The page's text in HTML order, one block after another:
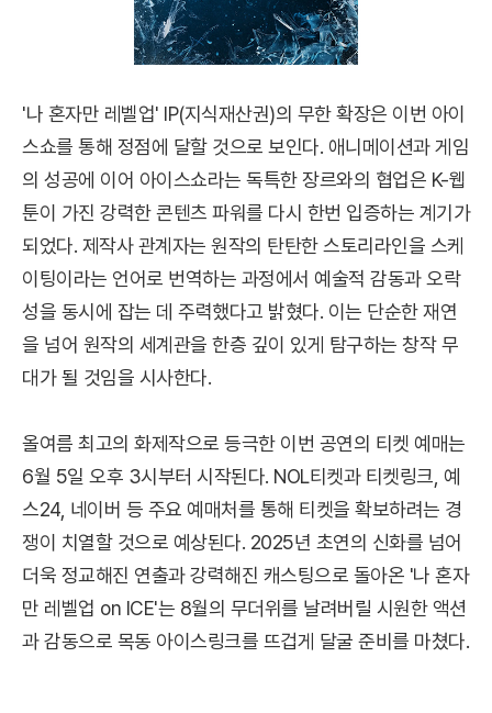
'나 혼자만 레벨업' IP(지식재산권)의 무한 확장은 이번 아이
스쇼를 통해 정점에 달할 것으로 보인다. 애니메이션과 게임
의 성공에 이어 아이스쇼라는 독특한 장르와의 협업은 K-웹
툰이 가진 강력한 콘텐츠 파워를 다시 한번 입증하는 계기가
되었다. 제작사 관계자는 원작의 탄탄한 스토리라인을 스케
이팅이라는 언어로 번역하는 과정에서 예술적 감동과 오락
성을 동시에 잡는 데 주력했다고 밝혔다. 이는 단순한 재연
을 넘어 원작의 세계관을 한층 깊이 있게 탐구하는 창작 무
대가 될 것임을 시사한다.
올여름 최고의 화제작으로 등극한 이번 공연의 티켓 예매는
6월 5일 오후 3시부터 시작된다. NOL티켓과 티켓링크, 예
스24, 네이버 등 주요 예매처를 통해 티켓을 확보하려는 경
쟁이 치열할 것으로 예상된다. 2025년 초연의 신화를 넘어
더욱 정교해진 연출과 강력해진 캐스팅으로 돌아온 '나 혼자
만 레벨업 on ICE'는 8월의 무더위를 날려버릴 시원한 액션
과 감동으로 목동 아이스링크를 뜨겁게 달굴 준비를 마쳤다.